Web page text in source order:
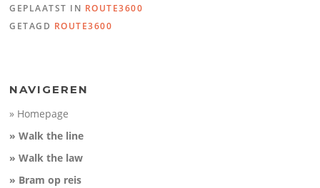
GEPLAATST IN ROUTE3600
GETAGD ROUTE3600
NAVIGEREN
» Homepage
» Walk the line
» Walk the law
» Bram op reis